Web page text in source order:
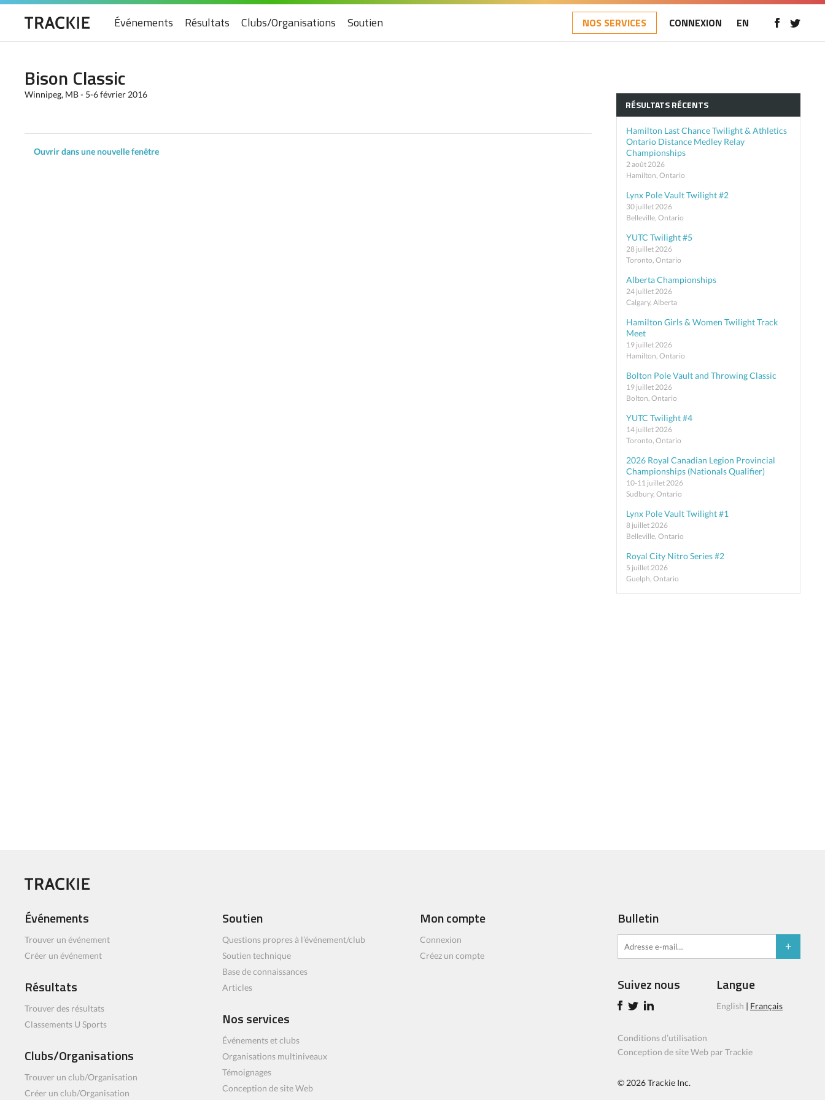
Événements Résultats Clubs/Organisations Soutien NOS SERVICES CONNEXION EN
Bison Classic
Winnipeg, MB - 5-6 février 2016
Ouvrir dans une nouvelle fenêtre
RÉSULTATS RÉCENTS
Hamilton Last Chance Twilight & Athletics
Ontario Distance Medley Relay
Championships
2 août 2026
Hamilton, Ontario
Lynx Pole Vault Twilight #2
30 juillet 2026
Belleville, Ontario
YUTC Twilight #5
28 juillet 2026
Toronto, Ontario
Alberta Championships
24 juillet 2026
Calgary, Alberta
Hamilton Girls & Women Twilight Track
Meet
19 juillet 2026
Hamilton, Ontario
Bolton Pole Vault and Throwing Classic
19 juillet 2026
Bolton, Ontario
YUTC Twilight #4
14 juillet 2026
Toronto, Ontario
2026 Royal Canadian Legion Provincial
Championships (Nationals Qualifier)
10-11 juillet 2026
Sudbury, Ontario
Lynx Pole Vault Twilight #1
8 juillet 2026
Belleville, Ontario
Royal City Nitro Series #2
5 juillet 2026
Guelph, Ontario
Événements
Trouver un événement
Créer un événement
Résultats
Trouver des résultats
Classements U Sports
Clubs/Organisations
Trouver un club/Organisation
Créer un club/Organisation
Soutien
Questions propres à l’événement/club
Soutien technique
Base de connaissances
Articles
Nos services
Événements et clubs
Organisations multiniveaux
Témoignages
Conception de site Web
Mon compte
Connexion
Créez un compte
Bulletin
Suivez nous Langue
English | Français
Conditions d’utilisation
Conception de site Web par Trackie
© 2026Trackie Inc.